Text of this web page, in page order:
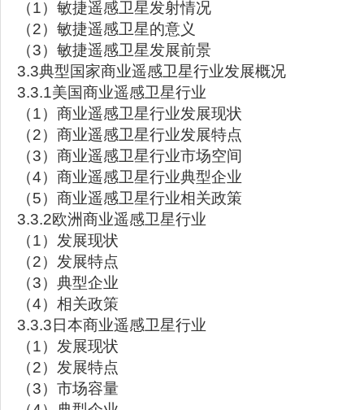
（1）敏捷遥感卫星发射情况
（2）敏捷遥感卫星的意义
（3）敏捷遥感卫星发展前景
3.3典型国家商业遥感卫星行业发展概况
3.3.1美国商业遥感卫星行业
（1）商业遥感卫星行业发展现状
（2）商业遥感卫星行业发展特点
（3）商业遥感卫星行业市场空间
（4）商业遥感卫星行业典型企业
（5）商业遥感卫星行业相关政策
3.3.2欧洲商业遥感卫星行业
（1）发展现状
（2）发展特点
（3）典型企业
（4）相关政策
3.3.3日本商业遥感卫星行业
（1）发展现状
（2）发展特点
（3）市场容量